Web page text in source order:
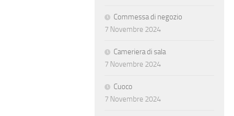
Commessa di negozio
7 Novembre 2024
Cameriera di sala
7 Novembre 2024
Cuoco
7 Novembre 2024